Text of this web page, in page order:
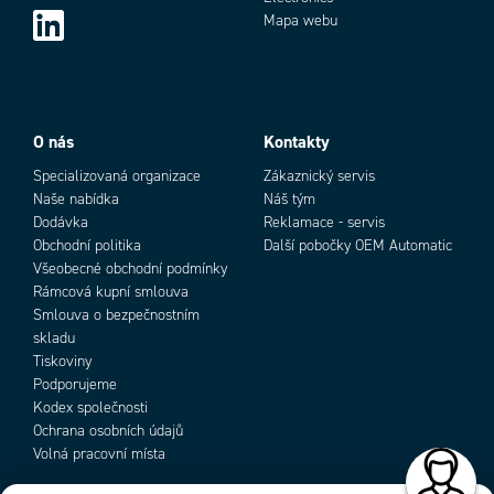
Mapa webu
O nás
Specializovaná organizace
Naše nabídka
Dodávka
Obchodní politika
Všeobecné obchodní podmínky
Rámcová kupní smlouva
Smlouva o bezpečnostním
skladu
Tiskoviny
Podporujeme
Kodex společnosti
Ochrana osobních údajů
Volná pracovní místa
Kontakty
Zákaznický servis
Náš tým
Reklamace - servis
Další pobočky OEM Automatic